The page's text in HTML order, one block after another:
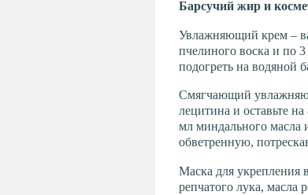
Барсучий жир и
Увлажняющий крем –
пчелиного воска и по
подогреть на водяной
Смягчающий
лецитина и оставьте
мл миндального масла
обветренную,
Маска для укрепления
репчатого лука, масла